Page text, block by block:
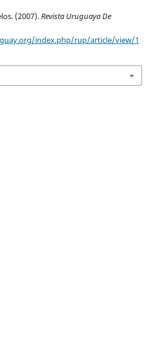
(2007).Revista Uruguaya De
index.php/rup/article/view/1